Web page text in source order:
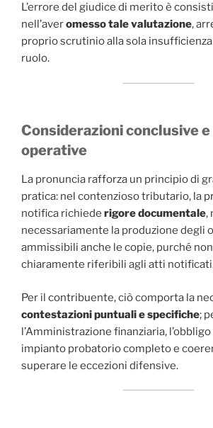
L’errore del giudice di merito è
nell’averomesso tale valutazione,
proprio scrutinio alla sola
ruolo.
Considerazioni conclusive
operative
La pronuncia rafforza un principio di
pratica: nel contenzioso tributario, la
notifica richiede rigore documentale,
necessariamente la produzione degli
ammissibili anche le copie, purché
chiaramente riferibili agli atti
Per il contribuente, ciò comporta la
contestazioni puntuali e specifiche;
l’Amministrazione finanziaria,
impianto probatorio completo e
superare le eccezioni difensive.